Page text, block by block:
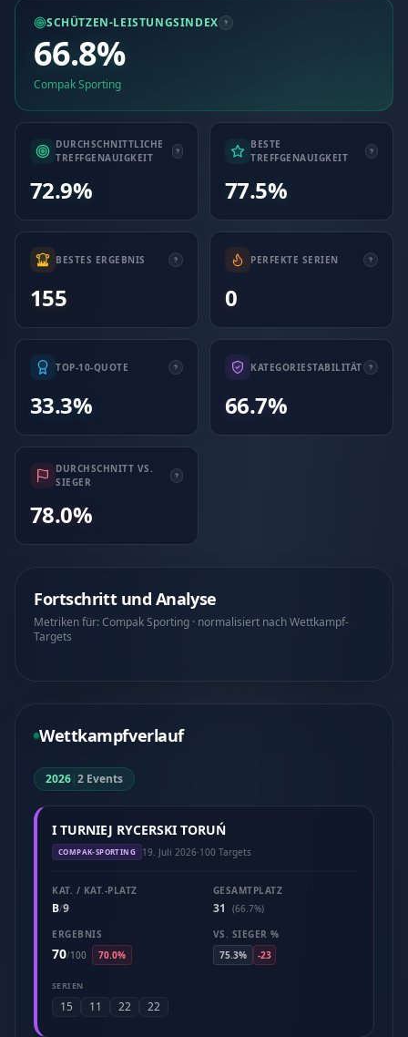
SCHÜTZEN-LEISTUNGSINDEX
66.8%
Compak Sporting
DURCHSCHNITTLICHE
TREFFGENAUIGKEIT
72.9%
BESTE
TREFFGENAUIGKEIT
77.5%
BESTES ERGEBNIS
155
PERFEKTE SERIEN
0
TOP-10-QUOTE
33.3%
KATEGORIESTABILITÄT
66.7%
DURCHSCHNITT VS.
SIEGER
78.0%
Fortschritt und Analyse
Metriken für: Compak Sporting · normalisiert nach Wettkampf-
Targets
Wettkampfverlauf
2026|2 Events
I TURNIEJ RYCERSKI TORUŃ
COMPAK-SPORTING 19. Juli 2026·100 Targets
KAT. / KAT.-PLATZ
B/9
GESAMTPLATZ
31
(66.7%)
ERGEBNIS
70/100 70.0%
VS. SIEGER %
75.3%
-23
SERIEN
15 11 22 22